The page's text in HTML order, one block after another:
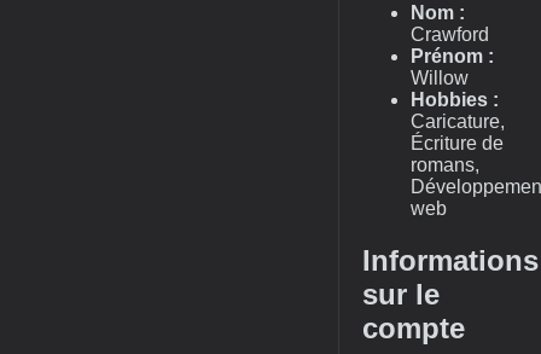
Nom :
Crawford
Prénom :
Willow
Hobbies :
Caricature,
Écriture de
romans,
web
Informations
sur le
compte